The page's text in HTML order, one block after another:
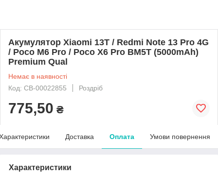
Акумулятор Xiaomi 13T / Redmi Note 13 Pro 4G
/ Poco M6 Pro / Poco X6 Pro BM5T (5000mAh)
Premium Qual
Немає в наявності
Код: CB-00022855
Роздріб
775,50 ₴
Доставка Оплата Умови повернення
Характеристики